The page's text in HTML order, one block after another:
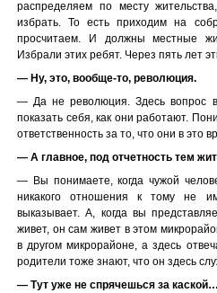
распределяем по месту
избрать. То есть приходим на
просчитаем. И должны местные
Избрали этих ребят. Через пять лет
— Ну, это, вообще-то, революция.
— Да не революция. Здесь вопрос
показать себя, как они работают.
ответственность за то, что они в это
— А главное, под отчетность тем
— Вы понимаете, когда чужой
никакого отношения к тому не
выказывает. А, когда вы
живет, он сам живет в этом
в другом микрорайоне, а здесь
родители тоже знают, что он здесь
— Тут уже не спрячешься за каской…